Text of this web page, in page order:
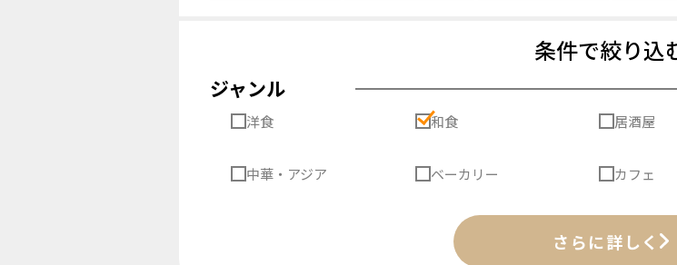
条件で絞り込
ジャンル
洋食 和食 居酒屋
中華・アジア ベーカリー カフェ
さらに詳しく